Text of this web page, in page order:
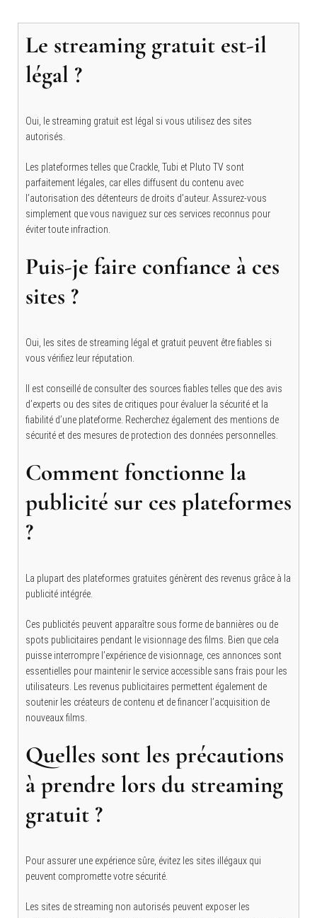
Le streaming gratuit est-il
légal ?
Oui, le streaming gratuit est légal si vous utilisez des sites
autorisés.
Les plateformes telles que Crackle, Tubi et Pluto TV sont
parfaitement légales, car elles diffusent du contenu avec
l’autorisation des détenteurs de droits d’auteur. Assurez-vous
simplement que vous naviguez sur ces services reconnus pour
éviter toute infraction.
Puis-je faire confiance à ces
sites ?
Oui, les sites de streaming légal et gratuit peuvent être fiables si
vous vérifiez leur réputation.
Il est conseillé de consulter des sources fiables telles que des avis
d’experts ou des sites de critiques pour évaluer la sécurité et la
fiabilité d’une plateforme. Recherchez également des mentions de
sécurité et des mesures de protection des données personnelles.
Comment fonctionne la
publicité sur ces plateformes
?
La plupart des plateformes gratuites génèrent des revenus grâce à la
publicité intégrée.
Ces publicités peuvent apparaître sous forme de bannières ou de
spots publicitaires pendant le visionnage des films. Bien que cela
puisse interrompre l’expérience de visionnage, ces annonces sont
essentielles pour maintenir le service accessible sans frais pour les
utilisateurs. Les revenus publicitaires permettent également de
soutenir les créateurs de contenu et de financer l’acquisition de
nouveaux films.
Quelles sont les précautions
à prendre lors du streaming
gratuit ?
Pour assurer une expérience sûre, évitez les sites illégaux qui
peuvent compromette votre sécurité.
Les sites de streaming non autorisés peuvent exposer les